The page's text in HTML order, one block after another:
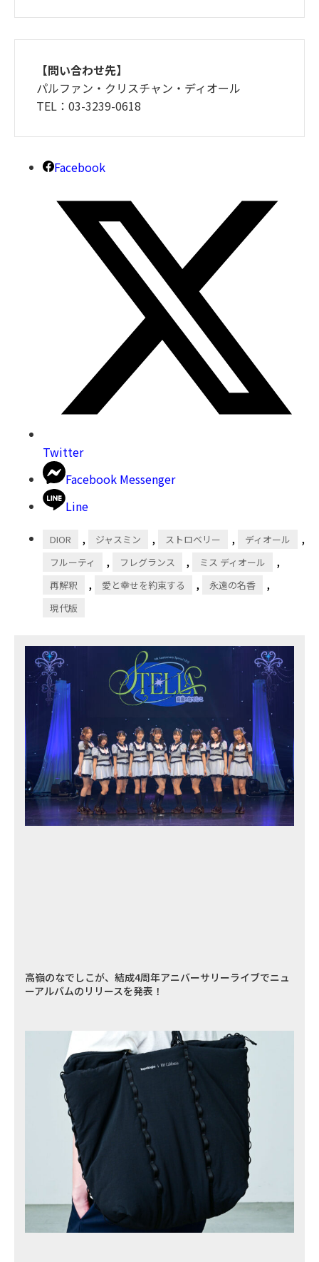
【問い合わせ先】
パルファン・クリスチャン・ディオール
TEL：03-3239-0618
Facebook
Twitter
Facebook Messenger
Line
DIOR , ジャスミン , ストロベリー , ディオール ,
フルーティ , フレグランス , ミス ディオール ,
再解釈 , 愛と幸せを約束する , 永遠の名香 ,
現代版
高嶺のなでしこが、結成4周年アニバーサリーライブでニュ
ーアルバムのリリースを発表！